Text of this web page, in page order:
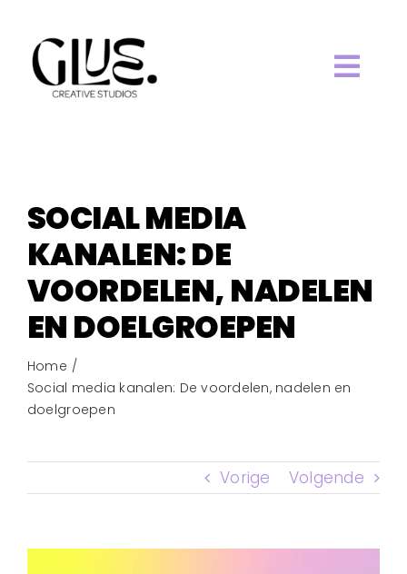
inhoud
WORK.
SERVICES.
BLOG.
CONTACT
SOCIAL MEDIA
KANALEN: DE
VOORDELEN, NADELEN
EN DOELGROEPEN
Home
Social media kanalen: De voordelen, nadelen en
doelgroepen
Vorige Volgende